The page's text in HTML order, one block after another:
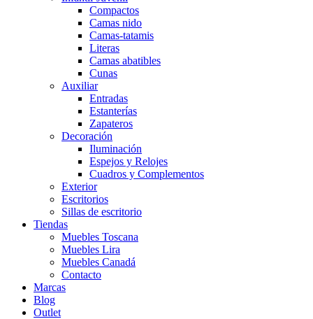
Compactos
Camas nido
Camas-tatamis
Literas
Camas abatibles
Cunas
Auxiliar
Entradas
Estanterías
Zapateros
Decoración
Iluminación
Espejos y Relojes
Cuadros y Complementos
Exterior
Escritorios
Sillas de escritorio
Tiendas
Muebles Toscana
Muebles Lira
Muebles Canadá
Contacto
Marcas
Blog
Outlet